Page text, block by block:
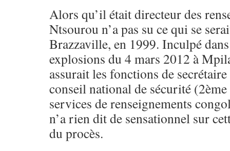
Alors qu’il était directeur des
Ntsourou n’a pas su ce qui se
Brazzaville, en 1999. Inculpé
explosions du 4 mars 2012 à
assurait les fonctions de
conseil national de sécurité
services de renseignements
n’a rien dit de sensationnel sur
du procès.